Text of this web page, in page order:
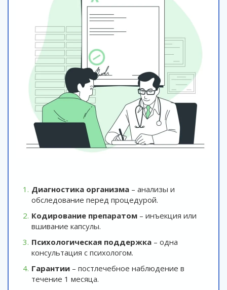
Диагностика организма – анализы и
обследование перед процедурой.
Кодирование препаратом – инъекция или
вшивание капсулы.
Психологическая поддержка – одна
консультация с психологом.
Гарантии – постлечебное наблюдение в
течение 1 месяца.